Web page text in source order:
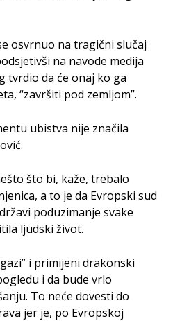
osvrnuo na tragični slučaj
na navode medija
tvrdio da će onaj ko ga
“završiti pod zemljom”.
ubistva nije značila
što bi, kaže, trebalo
a to je da Evropski sud
poduzimanje svake
ljudski život.
i primijeni drakonski
i da bude vrlo
To neće dovesti do
jer je, po Evropskoj